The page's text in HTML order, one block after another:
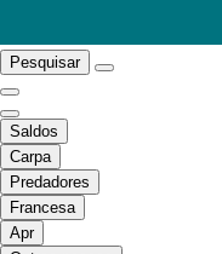
Pesquisar
Saldos
Carpa
Predadores
Francesa
Apr